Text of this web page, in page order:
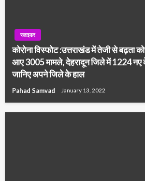
स्लाइडर
कोरोना विस्फोट :उत्तराखंड में तेजी से बढ़ता
आए 3005 मामले, देहरादून जिले में 1224 नए
जानिए अपने जिले के हाल
Pahad Samvad January 13, 2022